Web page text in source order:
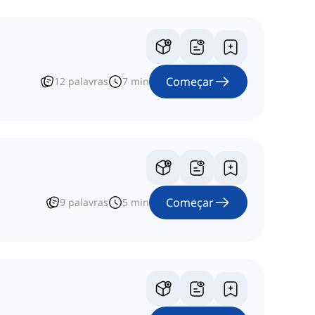
12 palavras 7 min Começar
9 palavras 5 min Começar